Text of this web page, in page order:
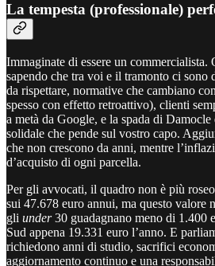
La tempesta (professionale)
Immaginate di essere un
sapendo che tra voi e il tramonto ci sono
da rispettare, normative che cambiano
spesso con effetto retroattivo), clienti
a metà da Google, e la spada di Damocle
solidale che pende sul vostro capo.
che non crescono da anni, mentre
d’acquisto di ogni parcella.
Per gli avvocati, il quadro non è più
sui 47.678 euro annui, ma questo valore
gli under30 guadagnano meno di 1.400
Sud appena 19.331 euro l’anno. E
richiedono anni di studio, sacrifici
aggiornamento continuo e una